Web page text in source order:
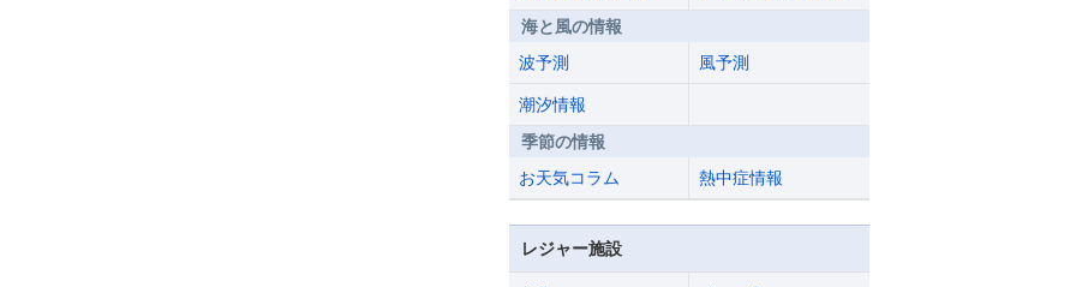
海と風の情報
波予測
風予測
潮汐情報
季節の情報
お天気コラム
熱中症情報
レジャー施設